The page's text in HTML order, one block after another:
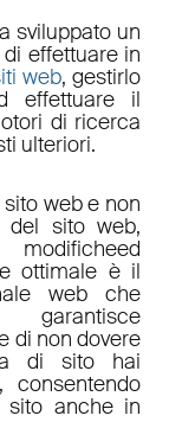
sviluppato un
effettuare in
web, gestirlo
effettuare il
di ricerca
ulteriori.
web e non
del sito web,
modificheed
ottimale è il
webche
di non dovere
di sito hai
, consentendo
sito anche in